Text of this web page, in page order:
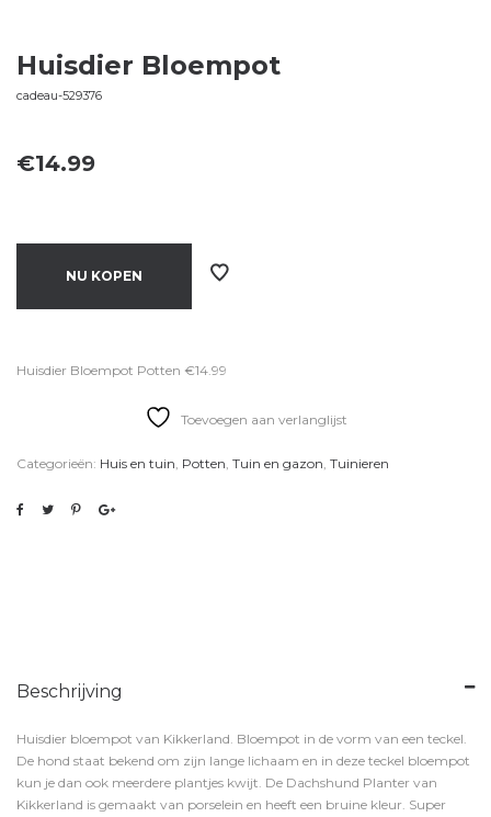
Huisdier Bloempot
cadeau-529376
€14.99
NU KOPEN
Huisdier Bloempot Potten €14.99
Toevoegen aan verlanglijst
Categorieën: Huis en tuin, Potten, Tuin en gazon, Tuinieren
Beschrijving
Huisdier bloempot van Kikkerland. Bloempot in de vorm van een teckel.
De hond staat bekend om zijn lange lichaam en in deze teckel bloempot
kun je dan ook meerdere plantjes kwijt. De Dachshund Planter van
Kikkerland is gemaakt van porselein en heeft een bruine kleur. Super